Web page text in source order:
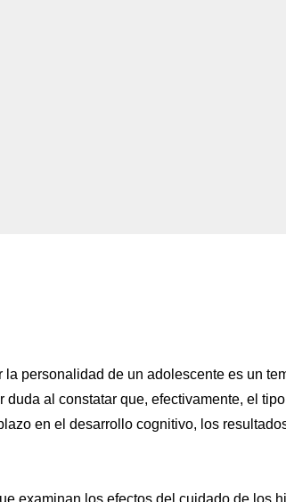
personalidad de un adolescente es un
al constatar que, efectivamente, el
en el desarrollo cognitivo, los
examinan los efectos del cuidado de los